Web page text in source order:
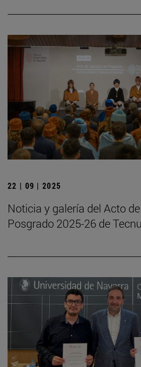
22 | 09 | 2025
Noticia y galería del Acto
Posgrado 2025-26 de